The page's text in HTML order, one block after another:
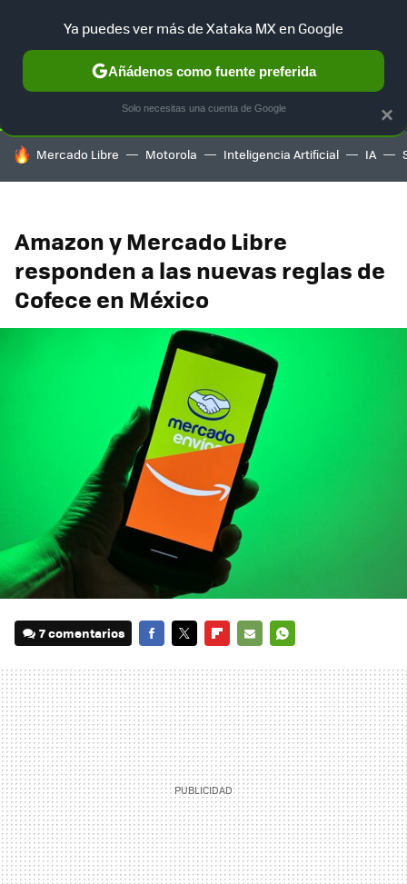
SELECCIÓN GAMING HOME AUTO TERRITORIO
HOY SE HABLA DE
Mercado Libre Motorola Inteligencia Artificial IA
Amazon y Mercado Libre
responden a las nuevas reglas de
Cofece en México
7 comentarios
MAIL
×
Ya puedes ver más de Xataka MX en Google
Añádenos como fuente preferida
Solo necesitas una cuenta de Google